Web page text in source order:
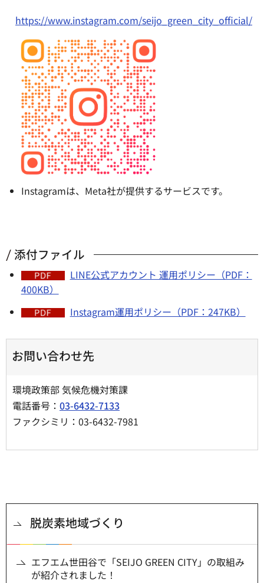
https://www.instagram.com/seijo_green_city_official/
Instagramは、Meta社が提供するサービスです。
添付ファイル
LINE公式アカウント 運用ポリシー（PDF：
400KB）
Instagram運用ポリシー（PDF：247KB）
お問い合わせ先
環境政策部 気候危機対策課
電話番号： 03-6432-7133
ファクシミリ：03-6432-7981
脱炭素地域づくり
エフエム世田谷で「SEIJO GREEN CITY」の取組み
が紹介されました！